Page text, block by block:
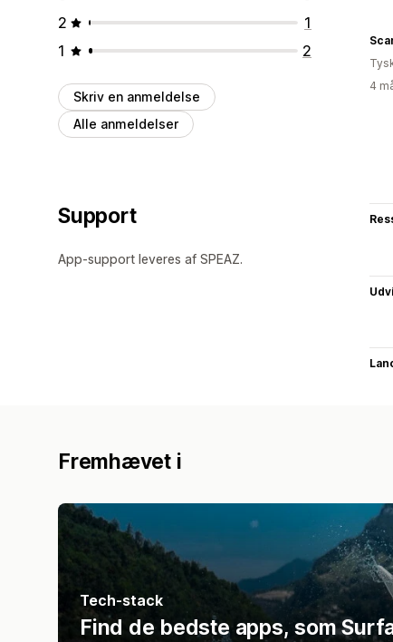
2
1
1
2
Skriv en anmeldelse
Alle anmeldelser
4
Support
App-support leveres af SPEAZ.
Fremhævet i
Tech-stack
Find de bedste apps, som